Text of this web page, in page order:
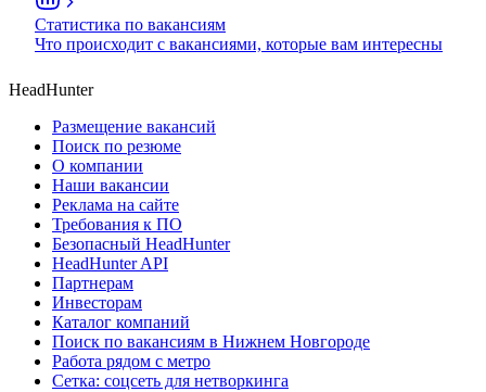
Статистика по вакансиям
Что происходит с вакансиями, которые вам интересны
HeadHunter
Размещение вакансий
Поиск по резюме
О компании
Наши вакансии
Реклама на сайте
Требования к ПО
Безопасный HeadHunter
HeadHunter API
Партнерам
Инвесторам
Каталог компаний
Поиск по вакансиям в Нижнем Новгороде
Работа рядом с метро
Сетка: соцсеть для нетворкинга